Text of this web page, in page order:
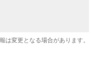
は変更となる場合があります。